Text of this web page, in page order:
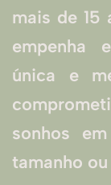
mais de 15
empenha
única e
sonhos
tamanho